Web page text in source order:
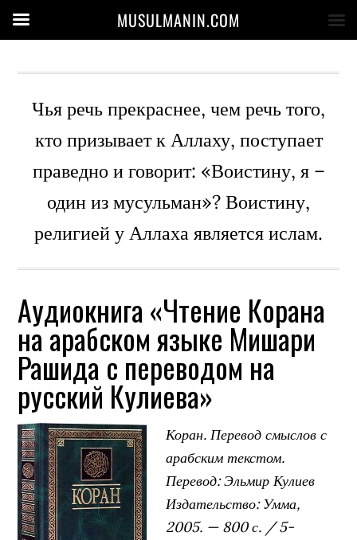
Чья речь прекраснее, чем речь того,
кто призывает к Аллаху, поступает
праведно и говорит: «Воистину, я –
один из мусульман»? Воистину,
религией у Аллаха является ислам.
Аудиокнига «Чтение Корана
на арабском языке Мишари
Рашида с переводом на
русский Кулиева»
Коран. Перевод смыслов с
арабским текстом.
Перевод: Эльмир Кулиев
Издательство: Умма,
2005. — 800 с. / 5-
MUSULMANIN.COM